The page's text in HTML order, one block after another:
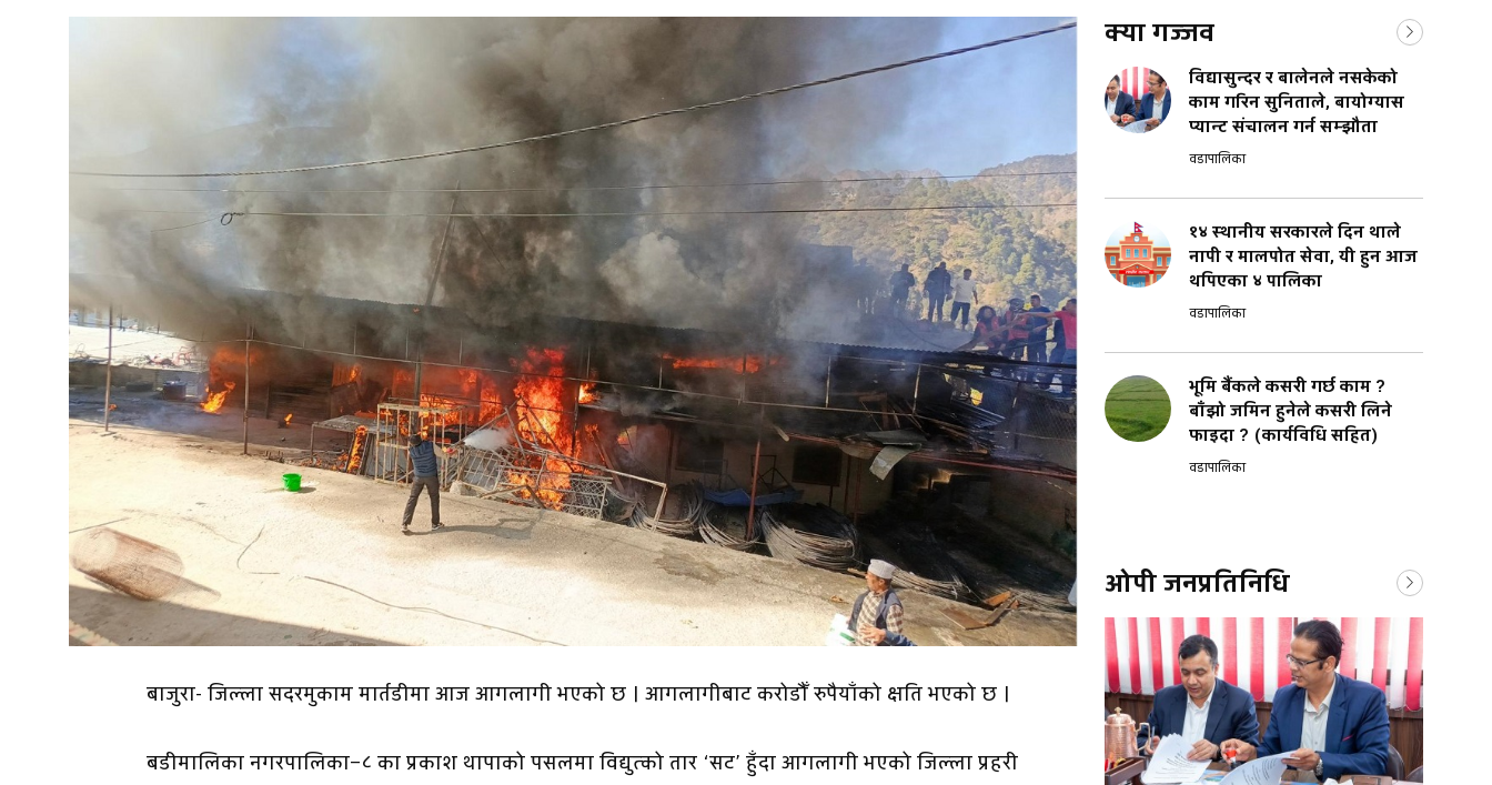
बाजुरा- जिल्ला सदरमुकाम मार्तडीमा आज आगलागी भएको छ । आगलागीबाट करोडौँ रुपैयाँको क्षति भएको छ ।
बडीमालिका नगरपालिका–८ का प्रकाश थापाको पसलमा विद्युत्को तार ‘सट’ हुँदा आगलागी भएको जिल्ला प्रहरी
क्या गज्जव
विद्यासुन्दर र बालेनले नसकेको
काम गरिन सुनिताले, बायोग्यास
प्यान्ट संचालन गर्न सम्झौता
वडापालिका
१४ स्थानीय सरकारले दिन थाले
नापी र मालपोत सेवा, यी हुन आज
थपिएका ४ पालिका
वडापालिका
भूमि बैंकले कसरी गर्छ काम ?
बाँझो जमिन हुनेले कसरी लिने
फाइदा ? (कार्यविधि सहित)
वडापालिका
ओपी जनप्रतिनिधि